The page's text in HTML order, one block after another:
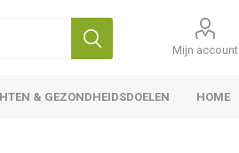
Mijn account
& GEZONDHEIDSDOELEN HOME